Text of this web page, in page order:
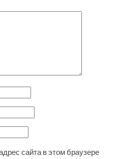
сайта в этом браузере